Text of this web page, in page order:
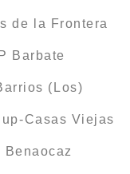
de la Frontera
Barbate
(Los)
Casas Viejas